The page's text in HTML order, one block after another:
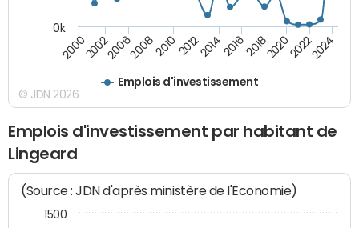
Emplois d'investissement
200020022006200820102012201420162018202020222024
0k
© JDN 2026
Emplois d'investissement par habitant de
Lingeard
(Source : JDN d'après ministère de l'Economie)
1500